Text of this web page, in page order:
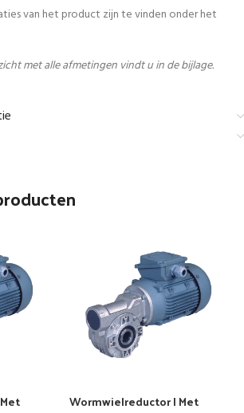
van het product zijn te vinden onder het
met alle afmetingen vindt u in de bijlage.
Wormwielreductor | Met